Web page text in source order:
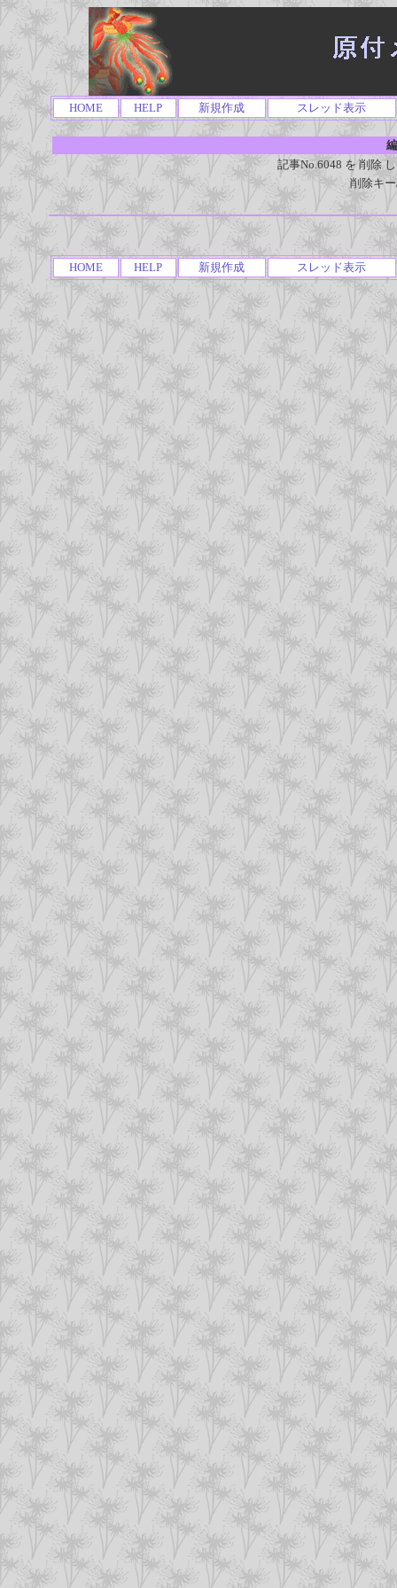
HOME HELP 新規作成 スレッド表示
記事No.6048 を 削除
削除キ
HOME HELP 新規作成 スレッド表示